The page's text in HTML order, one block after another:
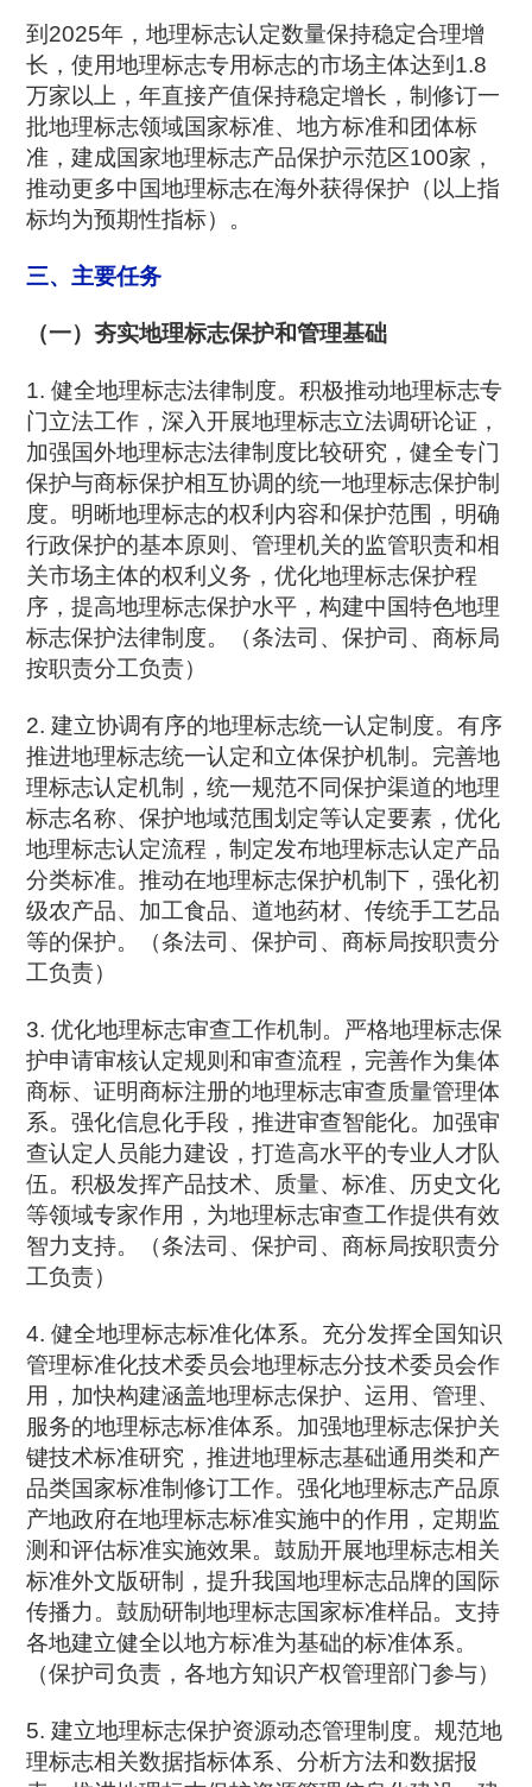
到2025年，地理标志认定数量保持稳定合理增
长，使用地理标志专用标志的市场主体达到1.8
万家以上，年直接产值保持稳定增长，制修订一
批地理标志领域国家标准、地方标准和团体标
准，建成国家地理标志产品保护示范区100家，
推动更多中国地理标志在海外获得保护（以上指
标均为预期性指标）。
三、主要任务
（一）夯实地理标志保护和管理基础
1. 健全地理标志法律制度。积极推动地理标志专
门立法工作，深入开展地理标志立法调研论证，
加强国外地理标志法律制度比较研究，健全专门
保护与商标保护相互协调的统一地理标志保护制
度。明晰地理标志的权利内容和保护范围，明确
行政保护的基本原则、管理机关的监管职责和相
关市场主体的权利义务，优化地理标志保护程
序，提高地理标志保护水平，构建中国特色地理
标志保护法律制度。（条法司、保护司、商标局
按职责分工负责）
2. 建立协调有序的地理标志统一认定制度。有序
推进地理标志统一认定和立体保护机制。完善地
理标志认定机制，统一规范不同保护渠道的地理
标志名称、保护地域范围划定等认定要素，优化
地理标志认定流程，制定发布地理标志认定产品
分类标准。推动在地理标志保护机制下，强化初
级农产品、加工食品、道地药材、传统手工艺品
等的保护。（条法司、保护司、商标局按职责分
工负责）
3. 优化地理标志审查工作机制。严格地理标志保
护申请审核认定规则和审查流程，完善作为集体
商标、证明商标注册的地理标志审查质量管理体
系。强化信息化手段，推进审查智能化。加强审
查认定人员能力建设，打造高水平的专业人才队
伍。积极发挥产品技术、质量、标准、历史文化
等领域专家作用，为地理标志审查工作提供有效
智力支持。（条法司、保护司、商标局按职责分
工负责）
4. 健全地理标志标准化体系。充分发挥全国知识
管理标准化技术委员会地理标志分技术委员会作
用，加快构建涵盖地理标志保护、运用、管理、
服务的地理标志标准体系。加强地理标志保护关
键技术标准研究，推进地理标志基础通用类和产
品类国家标准制修订工作。强化地理标志产品原
产地政府在地理标志标准实施中的作用，定期监
测和评估标准实施效果。鼓励开展地理标志相关
标准外文版研制，提升我国地理标志品牌的国际
传播力。鼓励研制地理标志国家标准样品。支持
各地建立健全以地方标准为基础的标准体系。
（保护司负责，各地方知识产权管理部门参与）
5. 建立地理标志保护资源动态管理制度。规范地
理标志相关数据指标体系、分析方法和数据报